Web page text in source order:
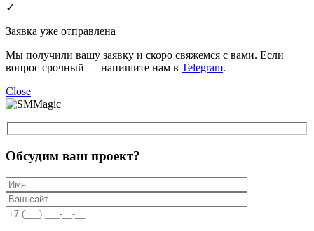
✓
Заявка уже отправлена
Мы получили вашу заявку и скоро свяжемся с вами. Если
вопрос срочный — напишите нам в Telegram.
Close
Обсудим ваш проект?